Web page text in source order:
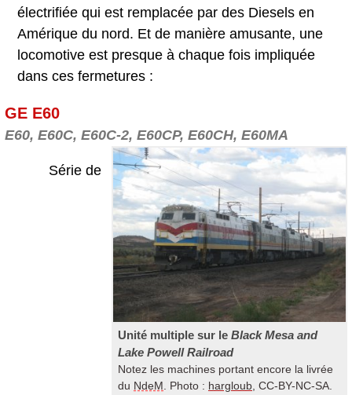
électrifiée qui est remplacée par des Diesels en
Amérique du nord. Et de manière amusante, une
locomotive est presque à chaque fois impliquée
dans ces fermetures :
GE E60
E60, E60C, E60C-2, E60CP, E60CH, E60MA
Unité multiple sur le Black Mesa and
Lake Powell Railroad
Notez les machines portant encore la livrée
du NdeM . Photo : hargloub , CC-BY-NC-SA.
Série de